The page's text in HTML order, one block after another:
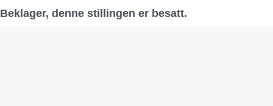
Beklager, denne stillingen er besatt.